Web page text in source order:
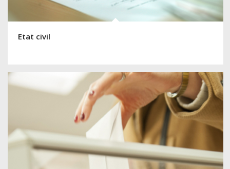
Etat civil